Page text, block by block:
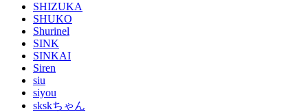
SHIZUKA
SHUKO
Shurinel
SINK
SINKAI
Siren
siu
siyou
skskちゃん